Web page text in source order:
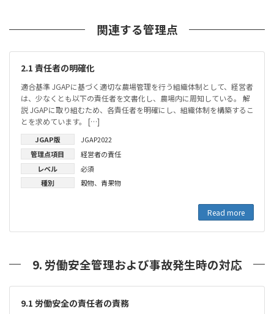
関連する管理点
2.1 責任者の明確化
適合基準 JGAPに基づく適切な農場管理を行う組織体制として、経営者
は、少なくとも以下の責任者を文書化し、農場内に周知している。 解
説 JGAPに取り組むため、各責任者を明確にし、組織体制を構築するこ
とを求めています。 […]
JGAP版
JGAP2022
管理点項目
経営者の責任
レベル
必須
種別
穀物、 青果物
Read more
9. 労働安全管理および事故発生時の対応
9.1 労働安全の責任者の責務